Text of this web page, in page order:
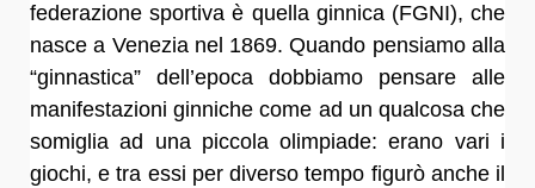
federazione sportiva è quella ginnica (FGNI), che
nasce a Venezia nel 1869. Quando pensiamo alla
“ginnastica” dell’epoca dobbiamo pensare alle
manifestazioni ginniche come ad un qualcosa che
somiglia ad una piccola olimpiade: erano vari i
giochi, e tra essi per diverso tempo figurò anche il